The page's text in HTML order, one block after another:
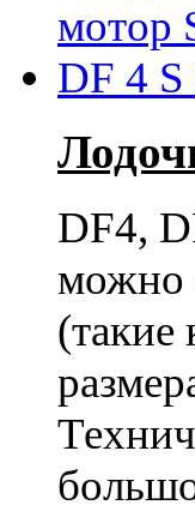
DF4,
можно
(такие